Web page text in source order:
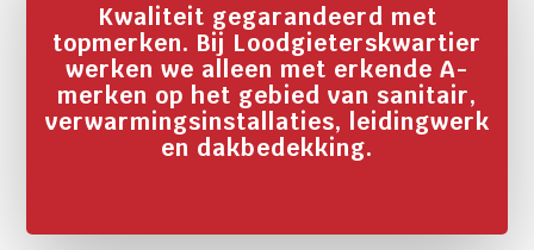
Kwaliteit gegarandeerd met
topmerken. Bij Loodgieterskwartier
werken we alleen met erkende A-
merken op het gebied van sanitair,
verwarmingsinstallaties, leidingwerk
en dakbedekking.